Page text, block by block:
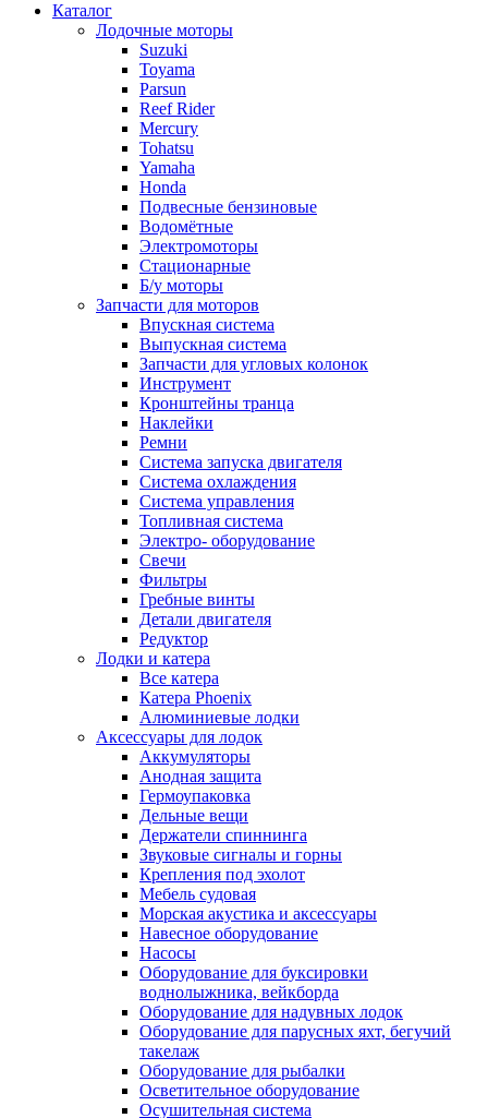
Каталог
Лодочные моторы
Suzuki
Toyama
Parsun
Reef Rider
Mercury
Tohatsu
Yamaha
Honda
Подвесные бензиновые
Водомётные
Электромоторы
Стационарные
Б/у моторы
Запчасти для моторов
Впускная система
Выпускная система
Запчасти для угловых колонок
Инструмент
Кронштейны транца
Наклейки
Ремни
Система запуска двигателя
Система охлаждения
Система управления
Топливная система
Электро- оборудование
Свечи
Фильтры
Гребные винты
Детали двигателя
Редуктор
Лодки и катера
Все катера
Катера Phoenix
Алюминиевые лодки
Аксессуары для лодок
Аккумуляторы
Анодная защита
Гермоупаковка
Дельные вещи
Держатели спиннинга
Звуковые сигналы и горны
Крепления под эхолот
Мебель судовая
Морская акустика и аксессуары
Навесное оборудование
Насосы
Оборудование для буксировки
воднолыжника, вейкборда
Оборудование для надувных лодок
Оборудование для парусных яхт, бегучий
такелаж
Оборудование для рыбалки
Осветительное оборудование
Осушительная система